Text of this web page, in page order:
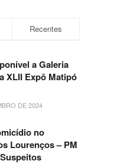
Recentes
a Galeria
XLII Expô Matipó
DE 2024
no
Lourenços – PM